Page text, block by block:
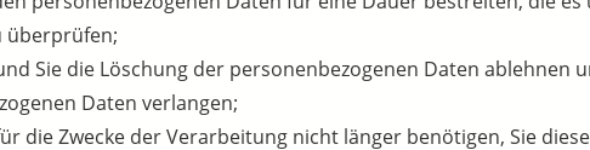
überprüfen;
Sie die Löschung der personenbezogenen Daten ablehnen
Daten verlangen;
die Zwecke der Verarbeitung nicht länger benötigen, Sie